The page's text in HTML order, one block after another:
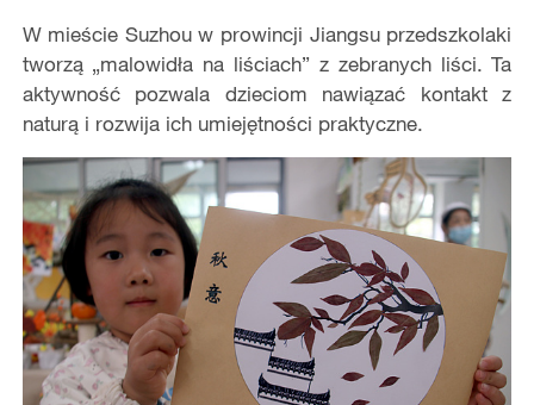
W mieście Suzhou w prowincji Jiangsu przedszkolaki
tworzą „malowidła na liściach” z zebranych liści. Ta
aktywność pozwala dzieciom nawiązać kontakt z
naturą i rozwija ich umiejętności praktyczne.